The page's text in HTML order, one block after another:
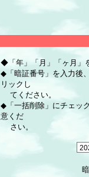
◆「年」「月」「ヶ月」
◆「暗証番号」を入力後
リックし
てください。
◆「一括削除」にチェッ
意くだ
さい。